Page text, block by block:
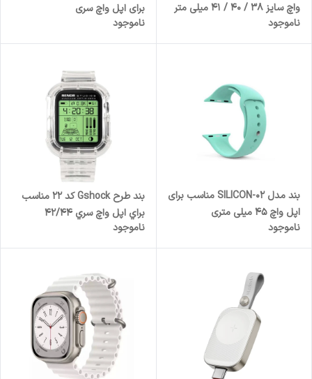
واچ سایز 38 / 40 / 41 میلی متر
ناموجود
برای اپل واچ سری
سایز 44/45/46/49MM
ناموجود
بند مدل SILICON-02 مناسب برای
اپل واچ 45 میلی متری
ناموجود
بند طرح Gshock كد 22 مناسب
براي اپل واچ سري 42/44
ناموجود